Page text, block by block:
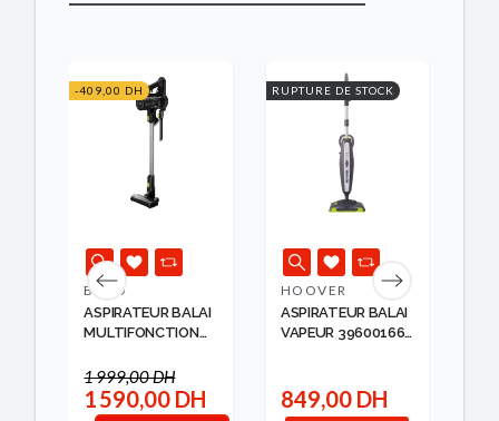
-409,00 DH
BEKO
ASPIRATEUR BALAI
MULTIFONCTION
1 999,00 DH
1 590,00 DH
RUPTURE DE STOCK
HOOVER
ASPIRATEUR BALAI
VAPEUR 39600166
849,00 DH